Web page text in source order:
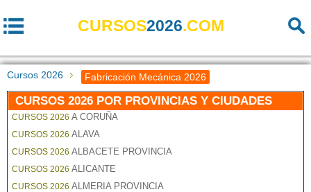
CURSOS2026.COM
Cursos 2026 Fabricación Mecánica 2026
CURSOS 2026 POR PROVINCIAS Y CIUDADES
CURSOS 2026 A CORUÑA
CURSOS 2026 ALAVA
CURSOS 2026 ALBACETE PROVINCIA
CURSOS 2026 ALICANTE
CURSOS 2026 ALMERIA PROVINCIA